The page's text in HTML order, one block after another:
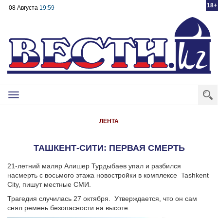
18+
08 Августа 19:59
Toggle
ЛЕНТА
ТАШКЕНТ-СИТИ: ПЕРВАЯ СМЕРТЬ
21-летний маляр Алишер Турдыбаев упал и разбился
насмерть с восьмого этажа новостройки в комплексе Tashkent
City, пишут местные СМИ.
Трагедия случилась 27 октября. Утверждается, что он сам
снял ремень безопасности на высоте.